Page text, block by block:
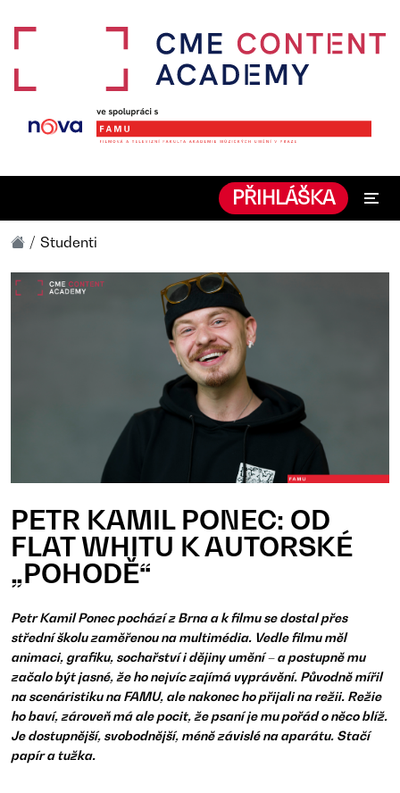
PŘIHLÁŠKA
Studenti
PETR KAMIL PONEC: OD
FLAT WHITU K AUTORSKÉ
„POHODĚ“
Petr Kamil Ponec pochází z Brna a k filmu se dostal přes
střední školu zaměřenou na multimédia. Vedle filmu měl
animaci, grafiku, sochařství i dějiny umění – a postupně mu
začalo být jasné, že ho nejvíc zajímá vyprávění. Původně mířil
na scenáristiku na FAMU, ale nakonec ho přijali na režii. Režie
ho baví, zároveň má ale pocit, že psaní je mu pořád o něco blíž.
Je dostupnější, svobodnější, méně závislé na aparátu. Stačí
papír a tužka.